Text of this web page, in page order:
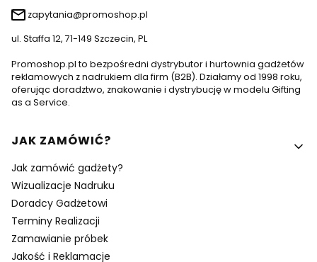
zapytania@promoshop.pl
ul. Staffa 12, 71-149 Szczecin, PL
Promoshop.pl to bezpośredni dystrybutor i hurtownia gadżetów
reklamowych z nadrukiem dla firm (B2B). Działamy od 1998 roku,
oferując doradztwo, znakowanie i dystrybucję w modelu Gifting
as a Service.
Linki w stopce
JAK ZAMÓWIĆ?
Jak zamówić gadżety?
Wizualizacje Nadruku
Doradcy Gadżetowi
Terminy Realizacji
Zamawianie próbek
Jakość i Reklamacje